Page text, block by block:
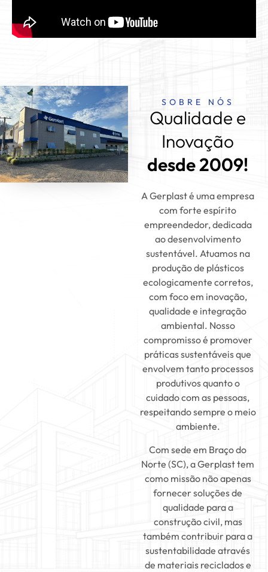
SOBRE NÓS
Qualidade e
Inovação
desde 2009!
A Gerplast é uma empresa
com forte espírito
empreendedor, dedicada
ao desenvolvimento
sustentável. Atuamos na
produção de plásticos
ecologicamente corretos,
com foco em inovação,
qualidade e integração
ambiental. Nosso
compromisso é promover
práticas sustentáveis que
envolvem tanto processos
produtivos quanto o
cuidado com as pessoas,
respeitando sempre o meio
ambiente.
Com sede em Braço do
Norte (SC), a Gerplast tem
como missão não apenas
fornecer soluções de
qualidade para a
construção civil, mas
também contribuir para a
sustentabilidade através
de materiais reciclados e